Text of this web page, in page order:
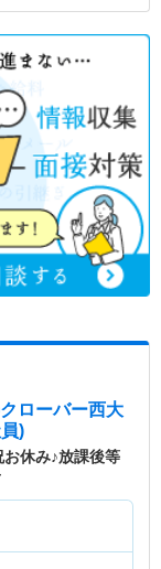
ローバー西大
)
休み♪放課後等